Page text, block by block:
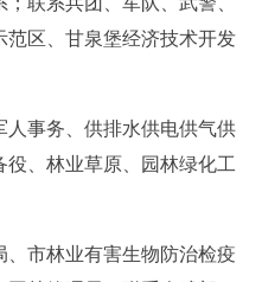
区、 甘泉堡经济技术开发
人事务
供排水供电供气供
、 林业草原 园林绿化工
市林业有害生物防治检疫